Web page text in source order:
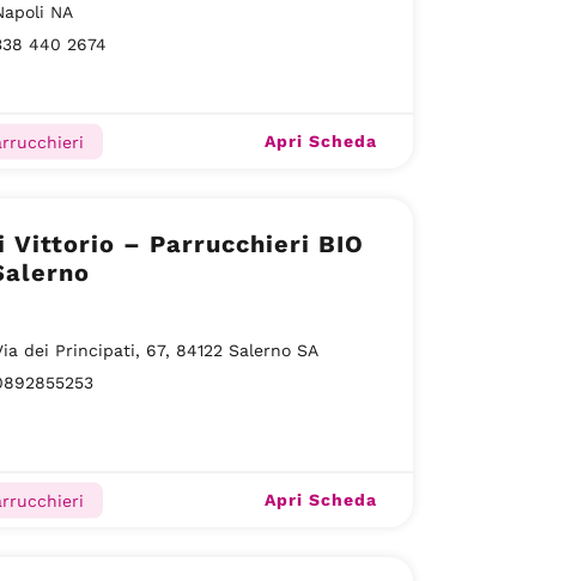
NA
440 2674
Apri Scheda
Vittorio – Parrucchieri BIO
dei Principati, 67, 84122 Salerno SA
Apri Scheda